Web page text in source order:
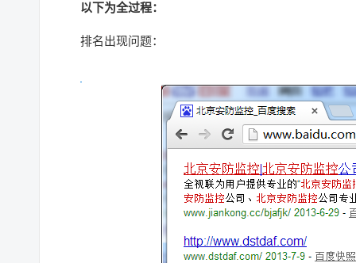
以下为全过程：
排名出现问题：